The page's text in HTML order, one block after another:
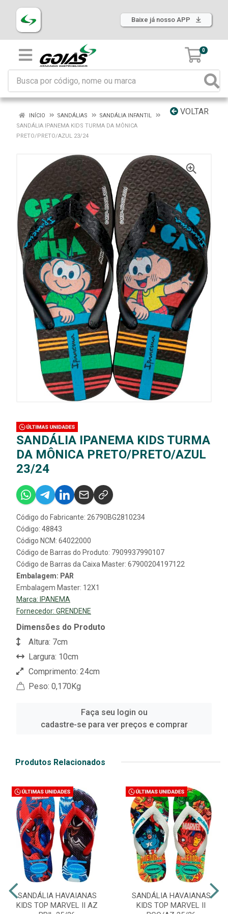
Baixe já nosso APP
0
VOLTAR
INÍCIO SANDÁLIAS
SANDÁLIA INFANTIL
SANDÁLIA IPANEMA KIDS TURMA DA MÔNICA
PRETO/PRETO/AZUL 23/24
SANDÁLIA IPANEMA KIDS TURMA
DA MÔNICA PRETO/PRETO/AZUL
23/24
Código do Fabricante: 26790BG2810234
Código: 48843
Código NCM: 64022000
Código de Barras do Produto: 7909937990107
Código de Barras da Caixa Master: 67900204197122
Embalagem: PAR
Embalagem Master: 12X1
Marca: IPANEMA
Fornecedor: GRENDENE
Dimensões do Produto
Altura: 7cm
Largura: 10cm
Comprimento: 24cm
Peso: 0,170Kg
Faça seu login ou
cadastre-se para ver preços e comprar
Produtos Relacionados
SANDÁLIA HAVAIANAS
KIDS TOP MARVEL II AZ
SANDÁLIA HAVAIANAS
KIDS TOP MARVEL II